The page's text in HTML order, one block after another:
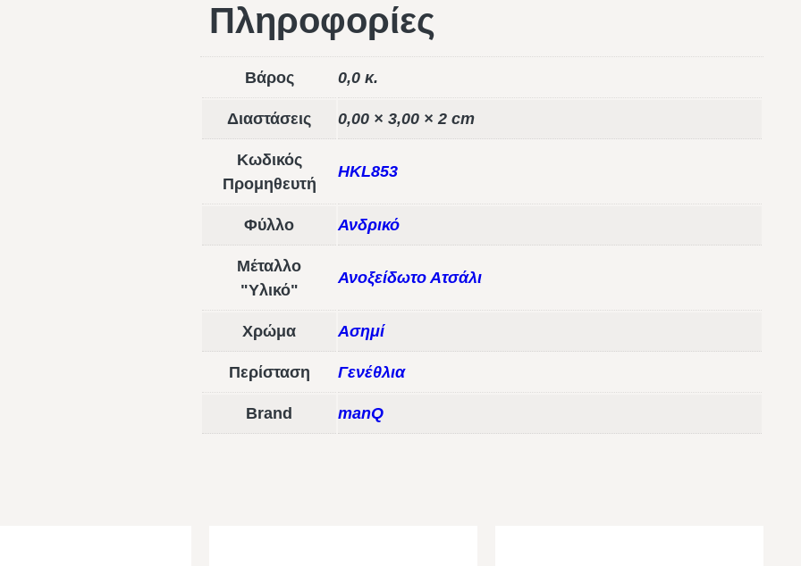
Πληροφορίες
Βάρος 0,0 κ.
Διαστάσεις 0,00 × 3,00 × 2 cm
Κωδικός
Προμηθευτή
HKL853
Φύλλο Ανδρικό
Μέταλλο
"Υλικό"
Ανοξείδωτο Ατσάλι
Χρώμα Ασημί
Περίσταση Γενέθλια
Brand manQ